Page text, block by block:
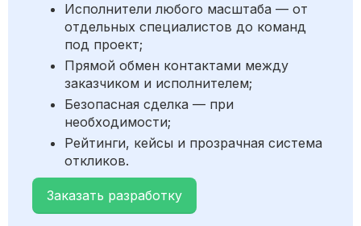
Исполнители любого масштаба — от
отдельных специалистов до команд
под проект;
Прямой обмен контактами между
заказчиком и исполнителем;
Безопасная сделка — при
необходимости;
Рейтинги, кейсы и прозрачная система
откликов.
Заказать разработку